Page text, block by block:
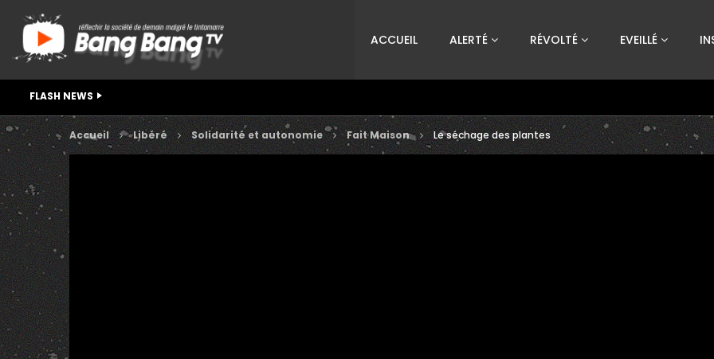
ACCUEIL ALERTÉ RÉVOLTÉ EVEILLÉ
FLASH NEWS
Accueil Libéré Solidarité et autonomie Fait Maison Le séchage des plantes
€